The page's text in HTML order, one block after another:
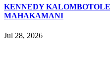
KENNEDY
MAHAKAMANI
Jul 28, 2026